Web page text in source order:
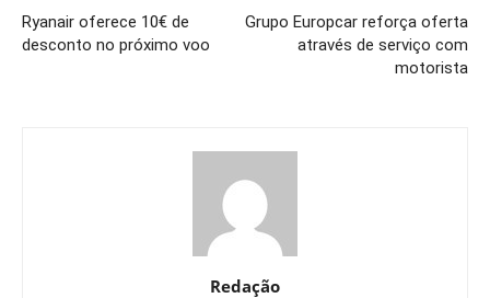
Ryanair oferece 10€ de
desconto no próximo voo
Grupo Europcar reforça oferta
através de serviço com
motorista
Redação